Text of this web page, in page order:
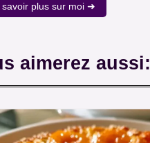
savoir plus sur moi ➜
aimerez aussi: